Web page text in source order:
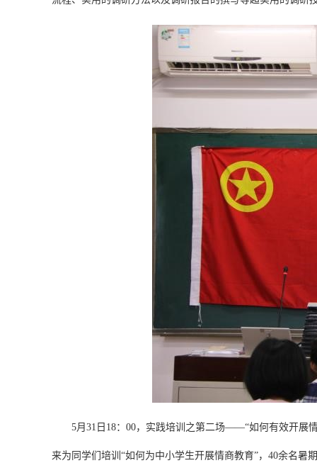
5月31日18：00，实践培训之第二场——“如何有效开展
来为同学们培训“如何为中小学生开展情商教育”，40余名